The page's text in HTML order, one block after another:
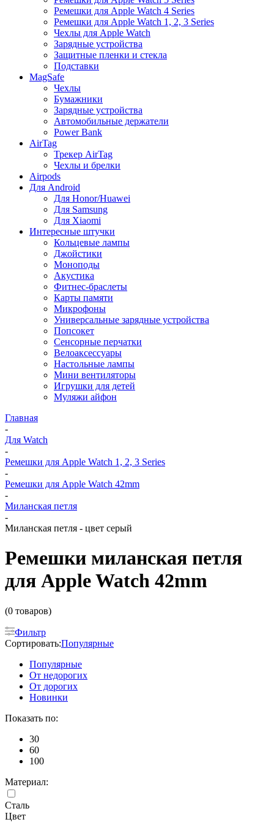
Ремешки для Apple Watch 4 Series
Ремешки для Apple Watch 1, 2, 3 Series
Чехлы для Apple Watch
Зарядные устройства
Защитные пленки и стекла
Подставки
MagSafe
Чехлы
Бумажники
Зарядные устройства
Автомобильные держатели
Power Bank
AirTag
Трекер AirTag
Чехлы и брелки
Airpods
Для Android
Для Honor/Huawei
Для Samsung
Для Xiaomi
Интересные штучки
Кольцевые лампы
Джойстики
Моноподы
Акустика
Фитнес-браслеты
Карты памяти
Микрофоны
Универсальные зарядные устройства
Попсокет
Сенсорные перчатки
Велоаксессуары
Настольные лампы
Мини вентиляторы
Игрушки для детей
Муляжи айфон
Главная
-
Для Watch
-
Ремешки для Apple Watch 1, 2, 3 Series
-
Ремешки для Apple Watch 42mm
-
Миланская петля
-
Миланская петля - цвет серый
Ремешки миланская петля
для Apple Watch 42mm
(0 товаров)
Фильтр
Сортировать:Популярные
Популярные
От недорогих
От дорогих
Новинки
Показать по:
30
60
100
Материал:
Сталь
Цвет